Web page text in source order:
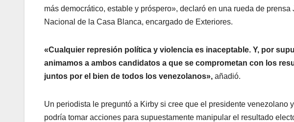
más democrático, estable y próspero», declaró en una rueda de
Nacional de la Casa Blanca, encargado de Exteriores.
«Cualquier represión política y violencia es inaceptable. Y, por
animamos a ambos candidatos a que se comprometan con los
juntos por el bien de todos los venezolanos», añadió.
Un periodista le preguntó a Kirby si cree que el presidente venezolano
podría tomar acciones para supuestamente manipular el resultado